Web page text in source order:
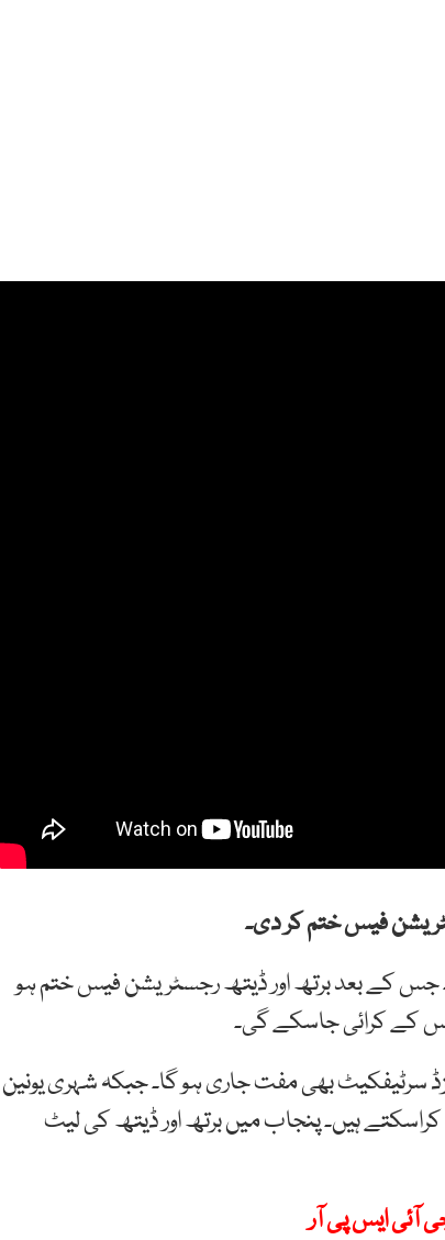
فیس ختم کر دی۔
رولز 2025 نافذ کر دیا گیا۔ جس کے بعد برتھ اور ڈیتھ رجسٹریشن فیس ختم ہو
کے کرائی جاسکے گی۔
سرٹیفکیٹ بھی مفت جاری ہو گا۔ جبکہ شہری یونین
بلامعاوضہ اندراج کراسکتے ہیں۔ پنجاب میں برتھ اور ڈیتھ کی لیٹ
آئی ایس پی آر